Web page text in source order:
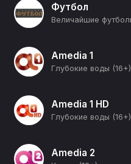
Футбол
Amedia 1
Глубокие воды (16+)
Amedia 1 HD
Глубокие воды (16+)
Amedia 2